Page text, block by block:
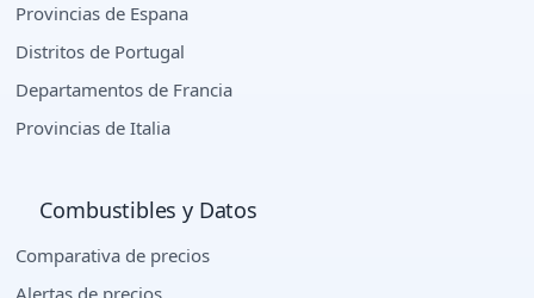
Provincias de Espana
Distritos de Portugal
Departamentos de Francia
Provincias de Italia
Combustibles y Datos
Comparativa de precios
Alertas de precios